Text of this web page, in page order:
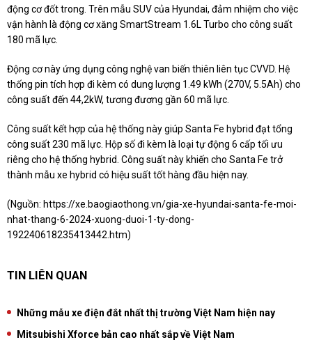
động cơ đốt trong. Trên mẫu SUV của Hyundai, đảm nhiệm cho việc
vận hành là động cơ xăng SmartStream 1.6L Turbo cho công suất
180 mã lực.
Động cơ này ứng dụng công nghệ van biến thiên liên tục CVVD. Hệ
thống pin tích hợp đi kèm có dung lượng 1.49 kWh (270V, 5.5Ah) cho
công suất đến 44,2kW, tương đương gần 60 mã lực.
Công suất kết hợp của hệ thống này giúp Santa Fe hybrid đạt tổng
công suất 230 mã lực. Hộp số đi kèm là loại tự động 6 cấp tối ưu
riêng cho hệ thống hybrid. Công suất này khiến cho Santa Fe trở
thành mẫu xe hybrid có hiệu suất tốt hàng đầu hiện nay.
(Nguồn: https://xe.baogiaothong.vn/gia-xe-hyundai-santa-fe-moi-
nhat-thang-6-2024-xuong-duoi-1-ty-dong-
192240618235413442.htm)
TIN LIÊN QUAN
Những mẫu xe điện đắt nhất thị trường Việt Nam hiện nay
Mitsubishi Xforce bản cao nhất sắp về Việt Nam